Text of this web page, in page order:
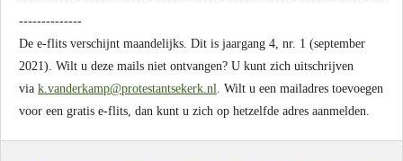
--------------
De e-flits verschijnt maandelijks. Dit is jaargang 4, nr. 1 (september
2021). Wilt u deze mails niet ontvangen? U kunt zich uitschrijven
via k.vanderkamp@protestantsekerk.nl. Wilt u een mailadres toevoegen
voor een gratis e-flits, dan kunt u zich op hetzelfde adres aanmelden.